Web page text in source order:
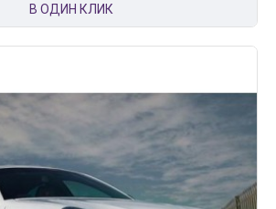
В ОДИН КЛИК